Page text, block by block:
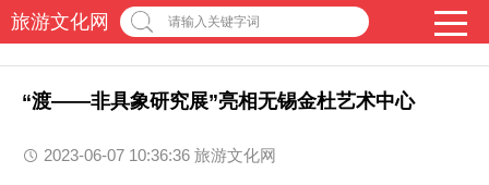
旅游文化网 请输入关键字词
“渡——非具象研究展”亮相无锡金杜艺术中心
2023-06-07 10:36:36 旅游文化网